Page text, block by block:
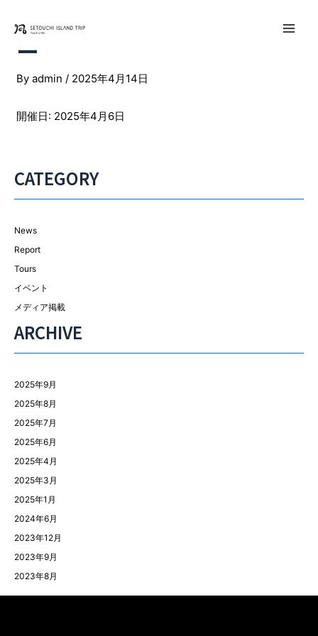
ー
Byadmin/ 2025年4月14日
開催日: 2025年4月6日
CATEGORY
News
Report
Tours
イベント
メディア掲載
ARCHIVE
2025年9月
2025年8月
2025年7月
2025年6月
2025年4月
2025年3月
2025年1月
2024年6月
2023年12月
2023年9月
2023年8月